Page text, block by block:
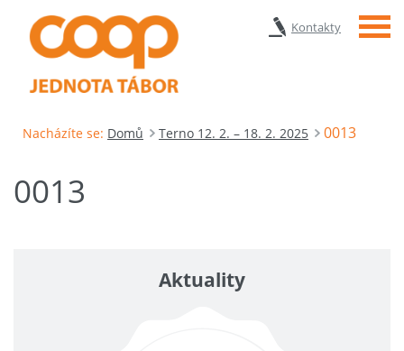
Kontakty Menu
Nacházíte se: Domů Terno 12. 2. – 18. 2. 2025 0013
0013
Aktuality